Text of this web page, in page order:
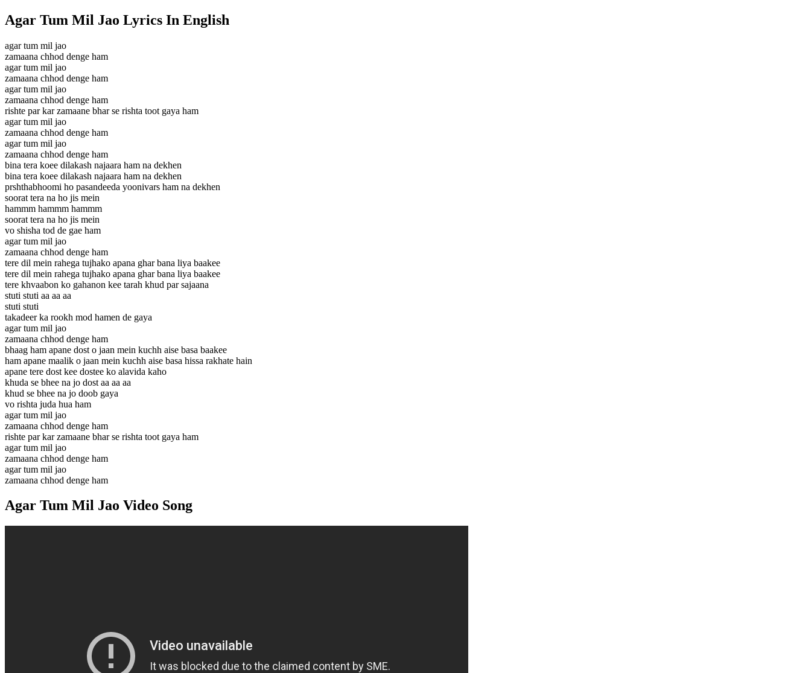
Agar Tum Mil Jao Lyrics In English
agar tum mil jao
zamaana chhod denge ham
agar tum mil jao
zamaana chhod denge ham
agar tum mil jao
zamaana chhod denge ham
rishte par kar zamaane bhar se rishta toot gaya ham
agar tum mil jao
zamaana chhod denge ham
agar tum mil jao
zamaana chhod denge ham
bina tera koee dilakash najaara ham na dekhen
bina tera koee dilakash najaara ham na dekhen
prshthabhoomi ho pasandeeda yoonivars ham na dekhen
soorat tera na ho jis mein
hammm hammm hammm
soorat tera na ho jis mein
vo shisha tod de gae ham
agar tum mil jao
zamaana chhod denge ham
tere dil mein rahega tujhako apana ghar bana liya baakee
tere dil mein rahega tujhako apana ghar bana liya baakee
tere khvaabon ko gahanon kee tarah khud par sajaana
stuti stuti aa aa aa
stuti stuti
takadeer ka rookh mod hamen de gaya
agar tum mil jao
zamaana chhod denge ham
bhaag ham apane dost o jaan mein kuchh aise basa baakee
ham apane maalik o jaan mein kuchh aise basa hissa rakhate hain
apane tere dost kee dostee ko alavida kaho
khuda se bhee na jo dost aa aa aa
khud se bhee na jo doob gaya
vo rishta juda hua ham
agar tum mil jao
zamaana chhod denge ham
rishte par kar zamaane bhar se rishta toot gaya ham
agar tum mil jao
zamaana chhod denge ham
agar tum mil jao
zamaana chhod denge ham
Agar Tum Mil Jao Video Song